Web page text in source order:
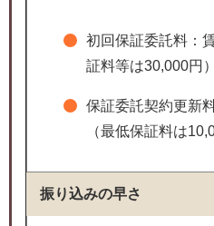
初回保証委託料：
証料等は30,000円）
保証委託契約更新
（最低保証料は
振り込みの早さ